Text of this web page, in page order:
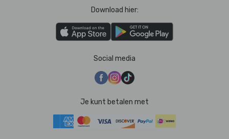
Download hier:
Social media
Je kunt betalen met